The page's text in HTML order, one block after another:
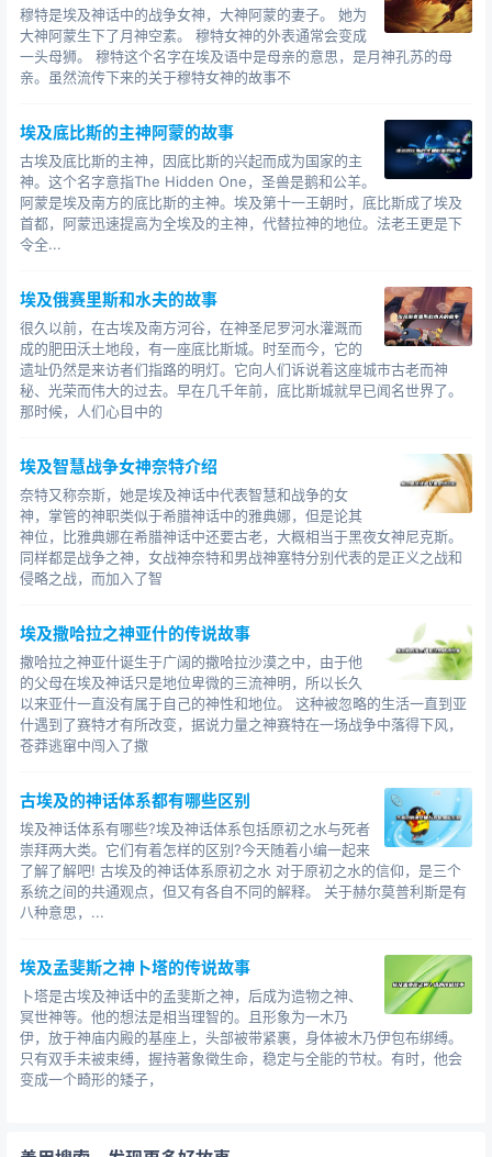
穆特是埃及神话中的战争女神，大神阿蒙的妻子。 她为
大神阿蒙生下了月神空素。 穆特女神的外表通常会变成
一头母狮。 穆特这个名字在埃及语中是母亲的意思，是月神孔苏的母
亲。虽然流传下来的关于穆特女神的故事不
埃及底比斯的主神阿蒙的故事
古埃及底比斯的主神，因底比斯的兴起而成为国家的主
神。这个名字意指The Hidden One，圣兽是鹅和公羊。
阿蒙是埃及南方的底比斯的主神。埃及第十一王朝时，底比斯成了埃及
首都，阿蒙迅速提高为全埃及的主神，代替拉神的地位。法老王更是下
令全...
埃及俄赛里斯和水夫的故事
很久以前，在古埃及南方河谷，在神圣尼罗河水灌溉而
成的肥田沃土地段，有一座底比斯城。时至而今，它的
遗址仍然是来访者们指路的明灯。它向人们诉说着这座城市古老而神
秘、光荣而伟大的过去。早在几千年前，底比斯城就早已闻名世界了。
那时候，人们心目中的
埃及智慧战争女神奈特介绍
奈特又称奈斯，她是埃及神话中代表智慧和战争的女
神，掌管的神职类似于希腊神话中的雅典娜，但是论其
神位，比雅典娜在希腊神话中还要古老，大概相当于黑夜女神尼克斯。
同样都是战争之神，女战神奈特和男战神塞特分别代表的是正义之战和
侵略之战，而加入了智
埃及撒哈拉之神亚什的传说故事
撒哈拉之神亚什诞生于广阔的撒哈拉沙漠之中，由于他
的父母在埃及神话只是地位卑微的三流神明，所以长久
以来亚什一直没有属于自己的神性和地位。 这种被忽略的生活一直到亚
什遇到了赛特才有所改变，据说力量之神赛特在一场战争中落得下风，
苍莽逃窜中闯入了撒
古埃及的神话体系都有哪些区别
埃及神话体系有哪些?埃及神话体系包括原初之水与死者
崇拜两大类。它们有着怎样的区别?今天随着小编一起来
了解了解吧! 古埃及的神话体系原初之水 对于原初之水的信仰，是三个
系统之间的共通观点，但又有各自不同的解释。 关于赫尔莫普利斯是有
八种意思，...
埃及孟斐斯之神卜塔的传说故事
卜塔是古埃及神话中的孟斐斯之神，后成为造物之神、
冥世神等。他的想法是相当理智的。且形象为一木乃
伊，放于神庙内殿的基座上，头部被带紧裹，身体被木乃伊包布绑缚。
只有双手未被束缚，握持著象徵生命，稳定与全能的节杖。有时，他会
变成一个畸形的矮子，